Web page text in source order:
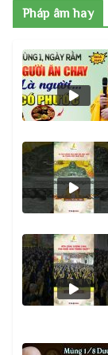
Pháp âm hay